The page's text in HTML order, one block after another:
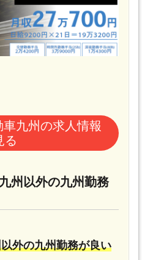
九州の求人情報
る
州以外の九州勤務
外の九州勤務が良い